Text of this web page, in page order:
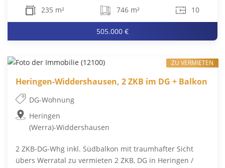
235 m² 746 m² 10
505.000 €
Heringen-Widdershausen, 2 ZKB im DG + Balkon
DG-Wohnung
Heringen
(Werra)-Widdershausen
2 ZKB-DG-Whg inkl. Südbalkon mit traumhafter Sicht
übers Werratal zu vermieten 2 ZKB, DG in Heringen /
ZU VERMIETEN